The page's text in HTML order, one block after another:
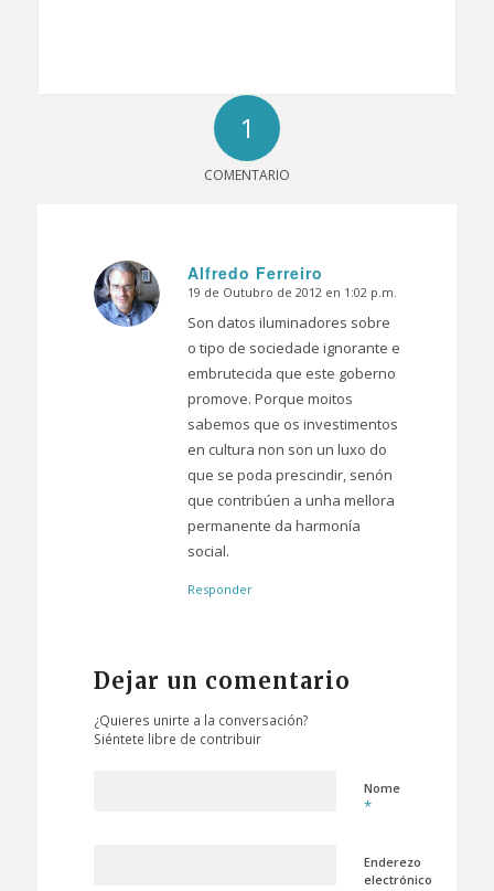
1
COMENTARIO
Alfredo Ferreiro
Dice:
19 de Outubro de 2012 en 1:02 p.m.
Son datos iluminadores sobre
o tipo de sociedade ignorante e
embrutecida que este goberno
promove. Porque moitos
sabemos que os investimentos
en cultura non son un luxo do
que se poda prescindir, senón
que contribúen a unha mellora
permanente da harmonía
social.
Responder
Dejar un comentario
¿Quieres unirte a la conversación?
Siéntete libre de contribuir
Nome
*
Enderezo
electrónico